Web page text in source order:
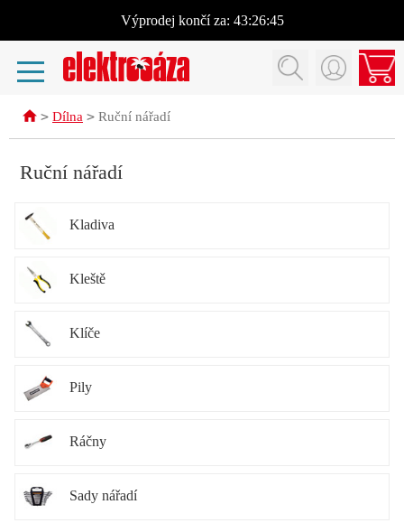
Výprodej končí za: 43:26:45
> Dílna > Ruční nářadí
Ruční nářadí
Kladiva
Kleště
Klíče
Pily
Ráčny
Sady nářadí